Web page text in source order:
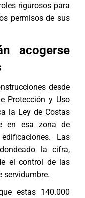
rigurosos para
permisos de sus
acogerse
desde
Protección y Uso
la Ley de Costas
en esa zona de
Las
la cifra,
el control de las
servidumbre.
estas 140.000